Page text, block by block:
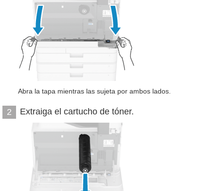
Abra la tapa mientras las sujeta por ambos lados.
2 Extraiga el cartucho de tóner.